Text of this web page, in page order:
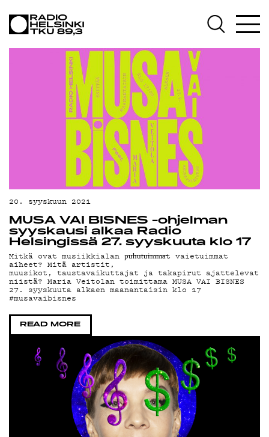
20. syyskuun 2021
MUSA VAI BISNES -ohjelman
syyskausi alkaa Radio
Helsingissä 27. syyskuuta klo 17
Mitkä ovat musiikkialan p̶u̶h̶u̶t̶u̶i̶m̶m̶a̶t vaietuimmat
aiheet? Mitä artistit,
muusikot, taustavaikuttajat ja takapirut ajattelevat
niistä? Maria Veitolan toimittama MUSA VAI BISNES
27. syyskuuta alkaen maanantaisin klo 17
#musavaibisnes
READ MORE